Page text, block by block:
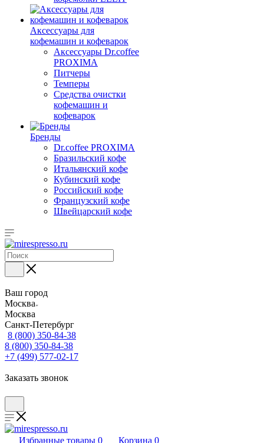
Аксессуары для
кофемашин и кофеварок
Аксессуары Dr.coffee
PROXIMA
Питчеры
Темперы
Средства очистки
кофемашин и
кофеварок
Бренды
Dr.coffee PROXIMA
Бразильский кофе
Итальянский кофе
Кубинский кофе
Российский кофе
Французский кофе
Швейцарский кофе
Ваш город
Москва
Москва
Санкт-Петербург
8 (800) 350-84-38
8 (800) 350-84-38
+7 (499) 577-02-17
Заказать звонок
Избранные товары 0 Корзина 0